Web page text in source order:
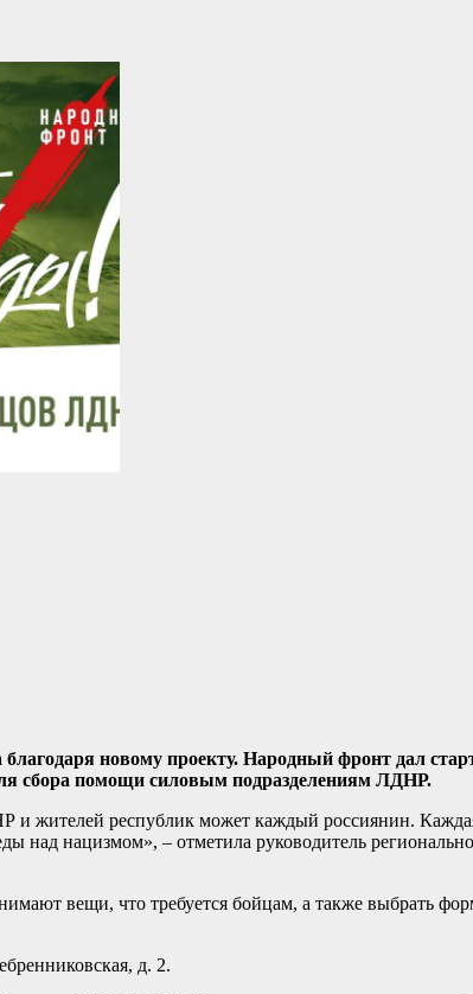
новому проекту. Народный фронт дал
сбора помощи силовым подразделениям ЛДНР.
жителей республик может каждый россиянин.
над нацизмом», – отметила руководитель
вещи, что требуется бойцам, а также выбрать
д. 2.